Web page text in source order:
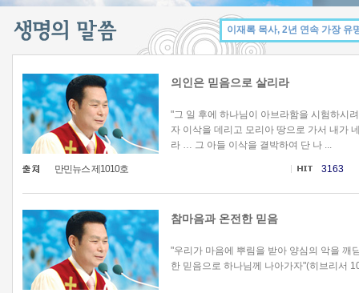
의인은 믿음으로 살리라
"그 일 후에 하나님이 아브라함을 시험하시
자 이삭을 데리고 모리아 땅으로 가서 내가
라 … 그 아들 이삭을 결박하여 단 나 ...
만민뉴스 제1010호 3163
참마음과 온전한 믿음
"우리가 마음에 뿌림을 받아 양심의 악을 깨
한 믿음으로 하나님께 나아가자"(히브리서